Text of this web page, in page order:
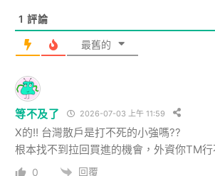
1 評論
最舊的
等不及了 2026-07-03 上午 11:59
X的!! 台灣散戶是打不死的小強嗎??
根本找不到拉回買進的機會，外資你TM
0 回覆